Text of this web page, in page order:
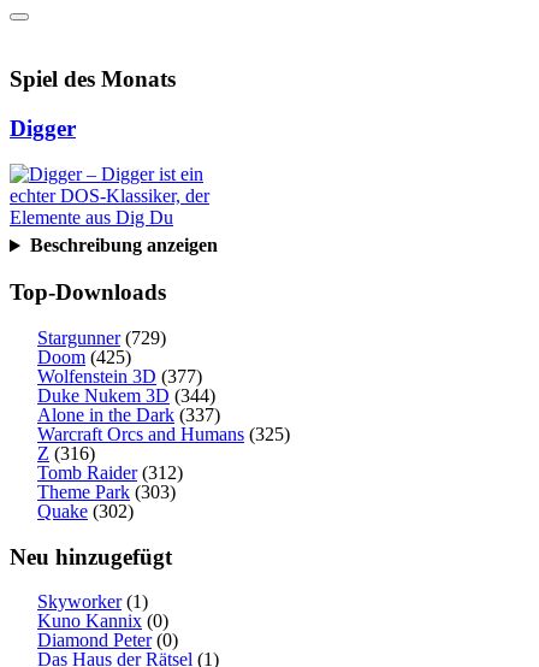
Spiel des Monats
Digger
Beschreibung anzeigen
Top-Downloads
Stargunner(729)
Doom (425)
Wolfenstein 3D (377)
Duke Nukem 3D (344)
Alone in the Dark (337)
Warcraft Orcs and Humans (325)
Z (316)
Tomb Raider(312)
Theme Park (303)
Quake (302)
Neu hinzugefügt
Skyworker(1)
Kuno Kannix (0)
Diamond Peter(0)
Das Haus der Rätsel (1)